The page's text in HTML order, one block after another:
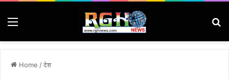
Menu
Home /देश